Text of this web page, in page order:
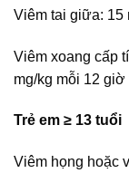
Viêm tai giữa: 15
Viêm xoang cấp
mg/kg mỗi 12 giờ
Trẻ em ≥ 13 tuổi
Viêm họng hoặc